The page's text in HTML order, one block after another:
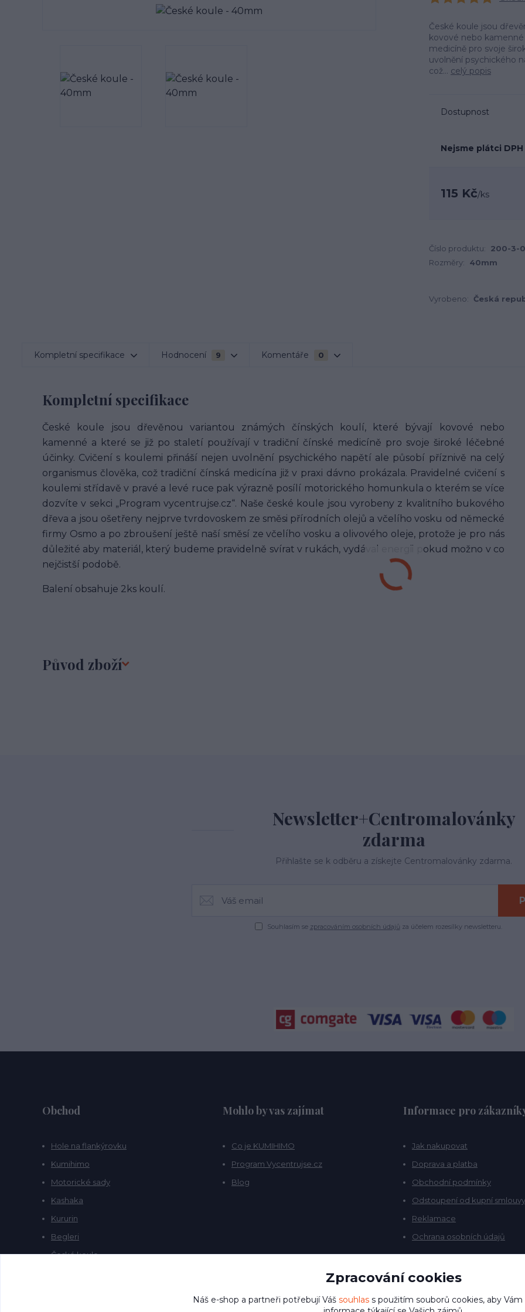
České koule jsou
kovové nebo
medicíně pro svoje
uvolnění psychického
což... celý popis
Dostupnost
Nejsme plátci DPH
115 Kč/ks
Číslo produktu: 200-3-
Rozměry:
40mm
Vyrobeno:
Česká
Kompletní specifikace Hodnocení 9 Komentáře 0
Kompletní specifikace
České koule jsou dřevěnou variantou známých čínských koulí, které bývají kovové nebo
kamenné a které se již po staletí používají v tradiční čínské medicíně pro svoje široké léčebné
účinky. Cvičení s koulemi přináší nejen uvolnění psychického napětí ale působí příznivě na celý
organismus člověka, což tradiční čínská medicína již v praxi dávno prokázala. Pravidelné cvičení s
koulemi střídavě v pravé a levé ruce pak výrazně posílí motorického homunkula o kterém se více
dozvíte v sekci „Program vycentrujse.cz“. Naše české koule jsou vyrobeny z kvalitního bukového
dřeva a jsou ošetřeny nejprve tvrdovoskem ze směsi přírodních olejů a včelího vosku od německé
firmy Osmo a po zbroušení ještě naší směsí ze včelího vosku a olivového oleje, protože je pro nás
důležité aby materiál, který budeme pravidelně svírat v rukách, vydával energii pokud možno v co
nejčistší podobě.
Balení obsahuje 2ks koulí.
Původ zboží
Newsletter+Centromalovánky
zdarma
Přihlašte se k odběru a získejte Centromalovánky zdarma.
Souhlasím se zpracováním osobních údajů za účelem rozesílky newsletteru.
Obchod
Hole na flankýrovku
Kumihimo
Motorické sady
Kashaka
Kururin
Begleri
České koule
Mohlo by vas zajímat
Co je KUMIHIMO
Program Vycentrujse.cz
Blog
Informace pro
Jak nakupovat
Doprava a platba
Obchodní podmínky
Odstoupení od kupní smlouvy
Reklamace
Ochrana osobních údajů
Zpracování cookies
Náš e-shop a partneři potřebují Váš souhlass použitím souborů cookies, aby